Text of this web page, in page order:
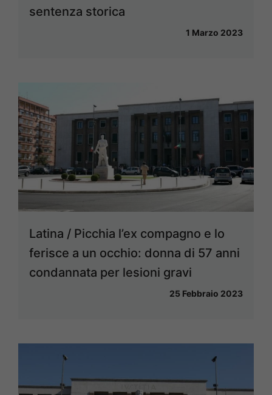
sentenza storica
1 Marzo 2023
Latina / Picchia l’ex compagno e lo
ferisce a un occhio: donna di 57 anni
condannata per lesioni gravi
25 Febbraio 2023